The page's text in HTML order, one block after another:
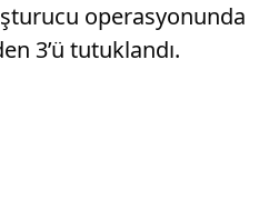
operasyonunda
3’ü tutuklandı.